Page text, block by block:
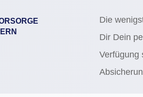
Die
Dir Dein
Verfügung